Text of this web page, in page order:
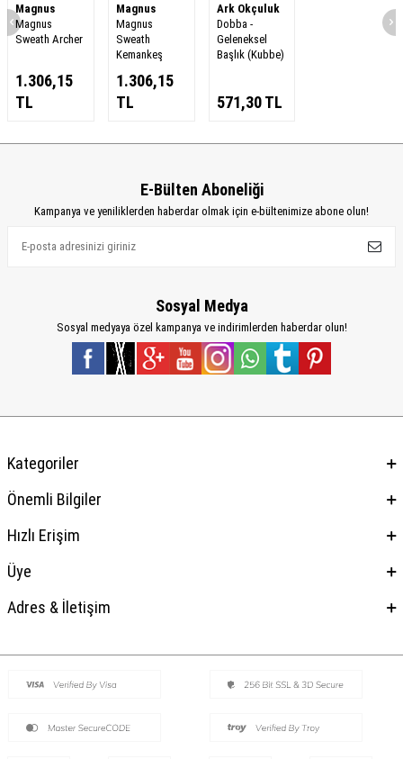
Magnus
Magnus
Sweath Archer
1.306,15
TL
Magnus
Magnus
Sweath
Kemankeş
1.306,15
TL
Ark Okçuluk
Dobba -
Geleneksel
Başlık (Kubbe)
571,30TL
E-Bülten Aboneliği
Kampanya ve yeniliklerden haberdar olmak için e-bültenimize abone olun!
Sosyal Medya
Sosyal medyaya özel kampanya ve indirimlerden haberdar olun!
Kategoriler
Önemli Bilgiler
Hızlı Erişim
Üye
Adres & İletişim